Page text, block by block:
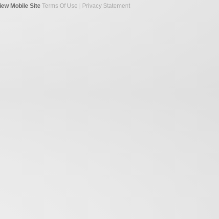
Mobile Site Terms Of Use Privacy Statement